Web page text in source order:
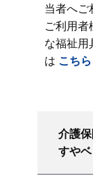
当者へご
ご利用
な福祉用
は こちら
介護
すや